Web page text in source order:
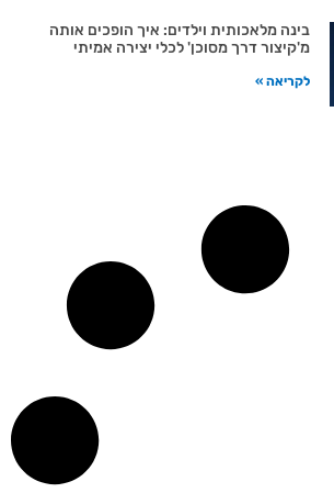
בינה מלאכותית וילדים: איך הופכים אותה
מ'קיצור דרך מסוכן' לכלי יצירה אמיתי
לקריאה »